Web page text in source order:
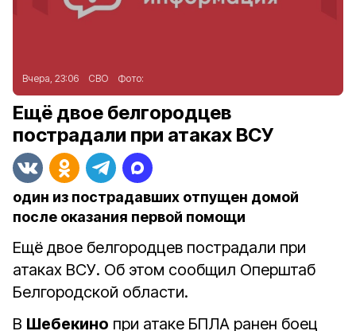
Вчера, 23:06 СВО Фото:
Ещё двое белгородцев
пострадали при атаках ВСУ
один из пострадавших отпущен домой
после оказания первой помощи
Ещё двое белгородцев пострадали при
атаках ВСУ. Об этом сообщил Оперштаб
Белгородской области.
В Шебекино при атаке БПЛА ранен боец